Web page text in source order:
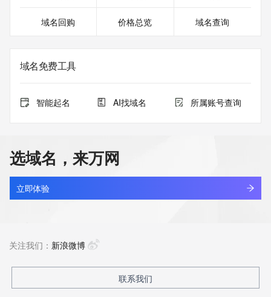
域名回购 价格总览 域名查询
域名免费工具
智能起名 AI找域名 所属账号查询
选域名，来万网
立即体验
关注我们： 新浪微博
联系我们